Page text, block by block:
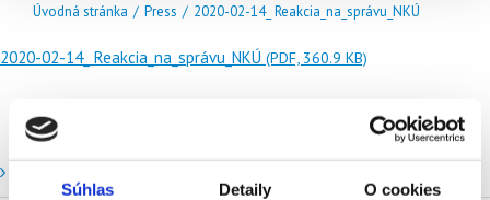
Súhlas Detaily O cookies
Úvodná stránka / Press / 2020-02-14_ Reakcia_na_správu_NKÚ
2020-02-14_ Reakcia_na_správu_NKÚ (PDF, 360.9 KB)